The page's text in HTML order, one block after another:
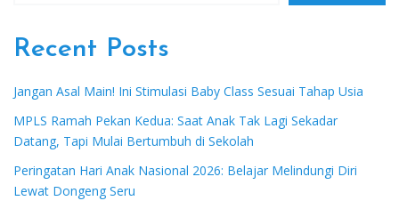
Recent Posts
Jangan Asal Main! Ini Stimulasi Baby Class Sesuai Tahap Usia
MPLS Ramah Pekan Kedua: Saat Anak Tak Lagi Sekadar
Datang, Tapi Mulai Bertumbuh di Sekolah
Peringatan Hari Anak Nasional 2026: Belajar Melindungi Diri
Lewat Dongeng Seru